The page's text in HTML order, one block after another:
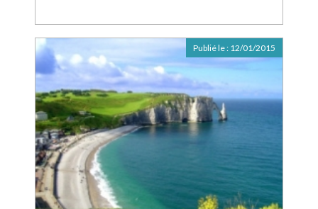
Publié le : 12/01/2015